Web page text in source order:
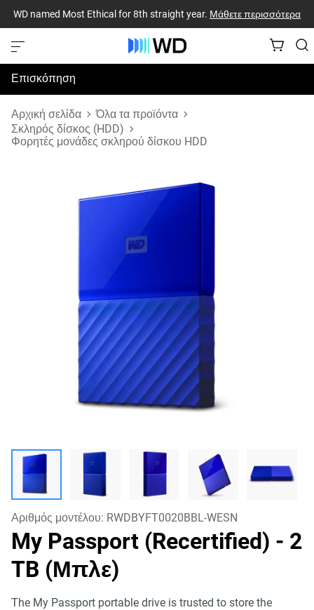
WD named Most Ethical for 8th straight year. Μάθετε περισσότερα
Επισκόπηση
Προδιαγραφές
Υποστήριξη & Πόροι
Αρχική σελίδα
Όλα τα προϊόντα
Σκληρός δίσκος (HDD)
Φορητές μονάδες σκληρού δίσκου HDD
Αριθμός μοντέλου: RWDBYFT0020BBL-WESN
My Passport (Recertified) - 2
TB (Μπλε)
The My Passport portable drive is trusted to store the